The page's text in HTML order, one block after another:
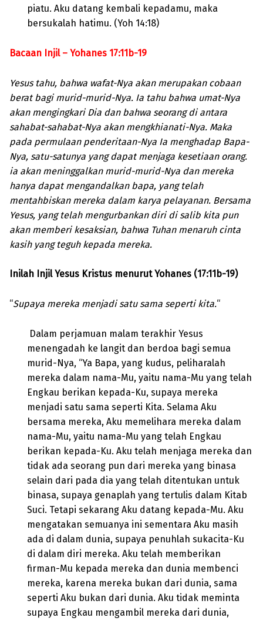
piatu. Aku datang kembali kepadamu, maka
bersukalah hatimu. (Yoh 14:18)
Bacaan Injil – Yohanes 17:11b-19
Yesus tahu, bahwa wafat-Nya akan merupakan cobaan
berat bagi murid-murid-Nya. Ia tahu bahwa umat-Nya
akan mengingkari Dia dan bahwa seorang di antara
sahabat-sahabat-Nya akan mengkhianati-Nya. Maka
pada permulaan penderitaan-Nya Ia menghadap Bapa-
Nya, satu-satunya yang dapat menjaga kesetiaan orang.
ia akan meninggalkan murid-murid-Nya dan mereka
hanya dapat mengandalkan bapa, yang telah
mentahbiskan mereka dalam karya pelayanan. Bersama
Yesus, yang telah mengurbankan diri di salib kita pun
akan memberi kesaksian, bahwa Tuhan menaruh cinta
kasih yang teguh kepada mereka.
Inilah Injil Yesus Kristus menurut Yohanes (17:11b-19)
“Supaya mereka menjadi satu sama seperti kita.“
Dalam perjamuan malam terakhir Yesus
menengadah ke langit dan berdoa bagi semua
murid-Nya, “Ya Bapa, yang kudus, peliharalah
mereka dalam nama-Mu, yaitu nama-Mu yang telah
Engkau berikan kepada-Ku, supaya mereka
menjadi satu sama seperti Kita. Selama Aku
bersama mereka, Aku memelihara mereka dalam
nama-Mu, yaitu nama-Mu yang telah Engkau
berikan kepada-Ku. Aku telah menjaga mereka dan
tidak ada seorang pun dari mereka yang binasa
selain dari pada dia yang telah ditentukan untuk
binasa, supaya genaplah yang tertulis dalam Kitab
Suci. Tetapi sekarang Aku datang kepada-Mu. Aku
mengatakan semuanya ini sementara Aku masih
ada di dalam dunia, supaya penuhlah sukacita-Ku
di dalam diri mereka. Aku telah memberikan
firman-Mu kepada mereka dan dunia membenci
mereka, karena mereka bukan dari dunia, sama
seperti Aku bukan dari dunia. Aku tidak meminta
supaya Engkau mengambil mereka dari dunia,